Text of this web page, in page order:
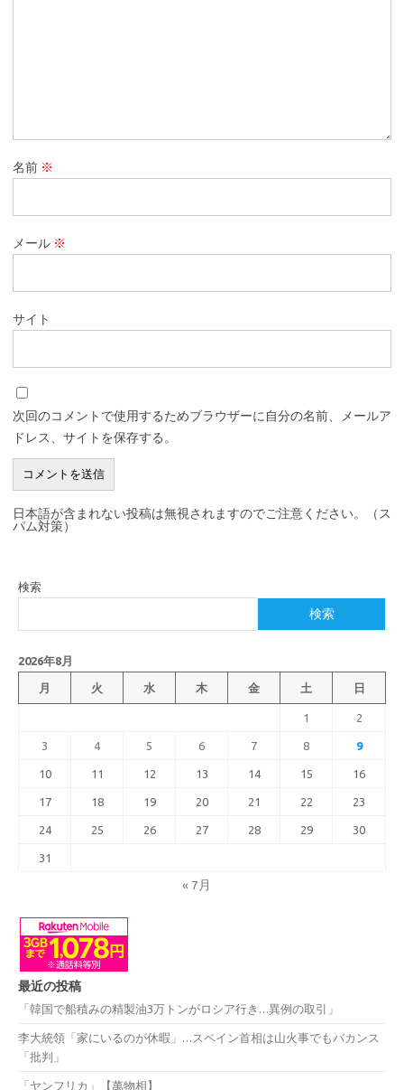
名前 ※
メール ※
サイト
次回のコメントで使用するためブラウザーに自分の名前、メールア
ドレス、サイトを保存する。
日本語が含まれない投稿は無視されますのでご注意ください。（ス
パム対策）
検索
検索
2026年8月
月 火 水 木 金 土 日
1 2
3 4 5 6 7 8 9
10 11 12 13 14 15 16
17 18 19 20 21 22 23
24 25 26 27 28 29 30
31
« 7月
最近の投稿
「韓国で船積みの精製油3万トンがロシア行き…異例の取引」
李大統領「家にいるのが休暇」…スペイン首相は山火事でもバカンス
「批判」
「ヤンフリカ」【萬物相】